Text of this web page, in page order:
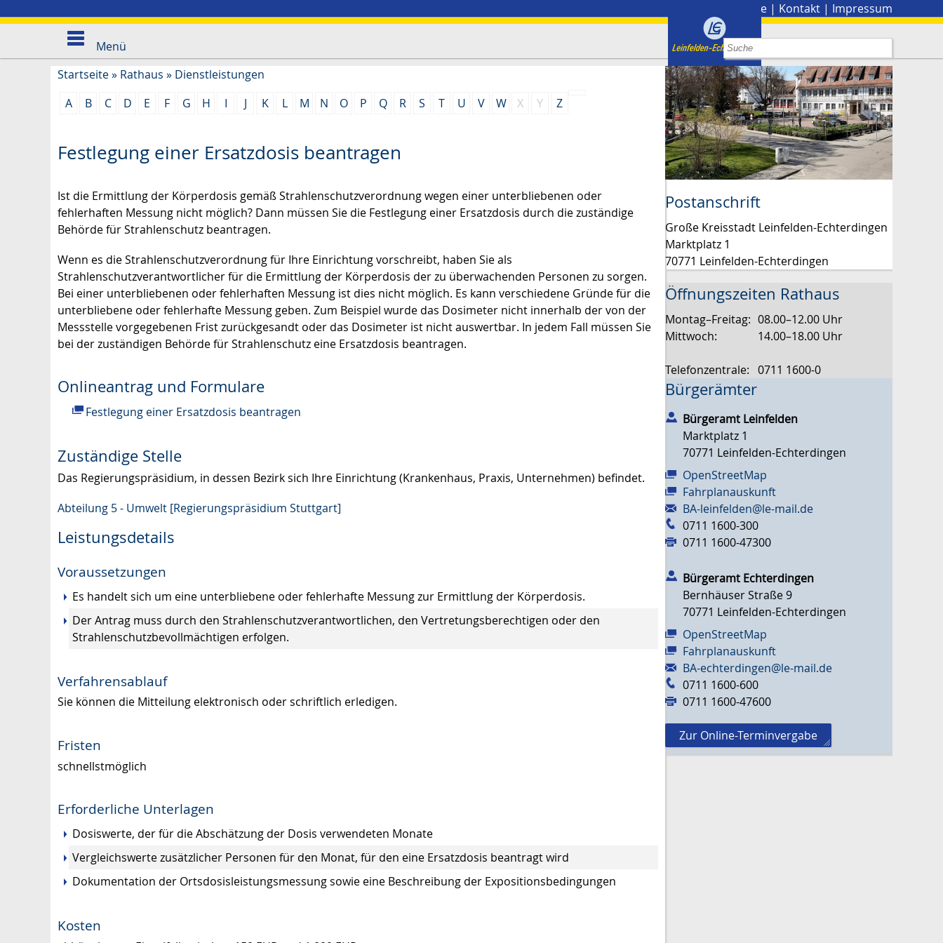
Presse | Kontakt | Impressum
Menü
Startseite» Rathaus » Dienstleistungen
A
B C D E F G H I J K L M N O P Q R S T U V W X Y Z
Festlegung einer Ersatzdosis beantragen
Ist die Ermittlung der Körperdosis gemäß Strahlenschutzverordnung wegen einer unterbliebenen oder
fehlerhaften Messung nicht möglich? Dann müssen Sie die Festlegung einer Ersatzdosis durch die zuständige
Behörde für Strahlenschutz beantragen.
Wenn es die Strahlenschutzverordnung für Ihre Einrichtung vorschreibt, haben Sie als
Strahlenschutzverantwortlicher für die Ermittlung der Körperdosis der zu überwachenden Personen zu sorgen.
Bei einer unterbliebenen oder fehlerhaften Messung ist dies nicht möglich. Es kann verschiedene Gründe für die
unterbliebene oder fehlerhafte Messung geben. Zum Beispiel wurde das Dosimeter nicht innerhalb der von der
Messstelle vorgegebenen Frist zurückgesandt oder das Dosimeter ist nicht auswertbar. In jedem Fall müssen Sie
bei der zuständigen Behörde für Strahlenschutz eine Ersatzdosis beantragen.
Onlineantrag und Formulare
Festlegung einer Ersatzdosis beantragen
Zuständige Stelle
Das Regierungspräsidium, in dessen Bezirk sich Ihre Einrichtung (Krankenhaus, Praxis, Unternehmen) befindet.
Abteilung 5 - Umwelt [Regierungspräsidium Stuttgart]
Leistungsdetails
Voraussetzungen
Es handelt sich um eine unterbliebene oder fehlerhafte Messung zur Ermittlung der Körperdosis.
Der Antrag muss durch den Strahlenschutzverantwortlichen, den Vertretungsberechtigen oder den
Strahlenschutzbevollmächtigen erfolgen.
Verfahrensablauf
Sie können die Mitteilung elektronisch oder schriftlich erledigen.
Fristen
schnellstmöglich
Erforderliche Unterlagen
Dosiswerte, der für die Abschätzung der Dosis verwendeten Monate
Vergleichswerte zusätzlicher Personen für den Monat, für den eine Ersatzdosis beantragt wird
Dokumentation der Ortsdosisleistungsmessung sowie eine Beschreibung der Expositionsbedingungen
Kosten
Postanschrift
Große Kreisstadt Leinfelden-Echterdingen
Marktplatz 1
70771 Leinfelden-Echterdingen
Öffnungszeiten Rathaus
Montag–Freitag: 08.00–12.00 Uhr
Mittwoch:
14.00–18.00 Uhr
Telefonzentrale: 0711 1600-0
Bürgerämter
Bürgeramt Leinfelden
Marktplatz 1
70771 Leinfelden-Echterdingen
OpenStreetMap
Fahrplanauskunft
BA-leinfelden@le-mail.de
0711 1600-300
0711 1600-47300
Bürgeramt Echterdingen
Bernhäuser Straße 9
70771 Leinfelden-Echterdingen
OpenStreetMap
Fahrplanauskunft
BA-echterdingen@le-mail.de
0711 1600-600
0711 1600-47600
Zur Online-Terminvergabe